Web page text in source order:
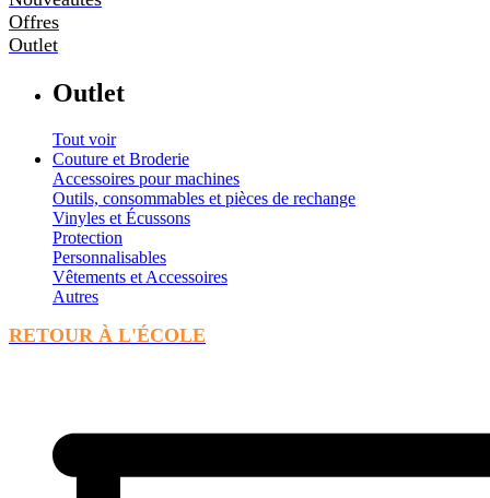
Offres
Outlet
Outlet
Tout voir
Couture et Broderie
Accessoires pour machines
Outils, consommables et pièces de rechange
Vinyles et Écussons
Protection
Personnalisables
Vêtements et Accessoires
Autres
RETOUR À L'ÉCOLE